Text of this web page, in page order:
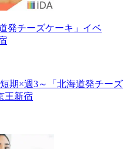
発チーズケーキ」イベ
期×週3～「北海道発チーズ
王新宿